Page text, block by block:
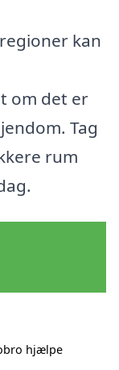
kan
om det er
Tag
rum
hjælpe